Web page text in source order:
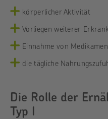
körperlicher Aktivität
Vorliegen weiterer
Einnahme von
die tägliche
Die Rolle der
Typ I